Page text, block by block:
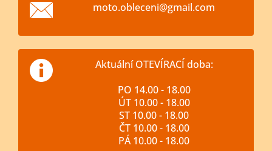
moto.obleceni@gmail.com
Aktuální OTEVÍRACÍ doba:
PO 14.00 - 18.00
ÚT 10.00 - 18.00
ST 10.00 - 18.00
ČT 10.00 - 18.00
PÁ 10.00 - 18.00